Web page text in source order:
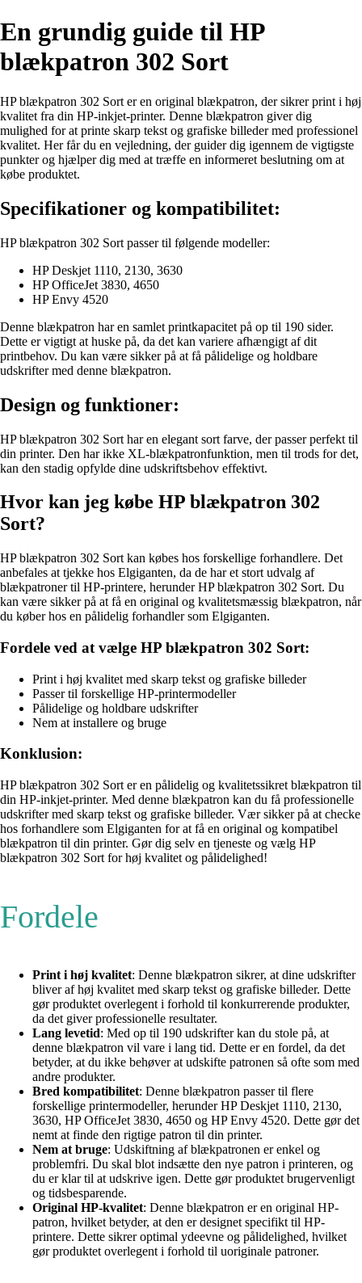
En grundig guide til HP
blækpatron 302 Sort
HP blækpatron 302 Sort er en original blækpatron, der sikrer print i høj
kvalitet fra din HP-inkjet-printer. Denne blækpatron giver dig
mulighed for at printe skarp tekst og grafiske billeder med professionel
kvalitet. Her får du en vejledning, der guider dig igennem de vigtigste
punkter og hjælper dig med at træffe en informeret beslutning om at
købe produktet.
Specifikationer og kompatibilitet:
HP blækpatron 302 Sort passer til følgende modeller:
HP Deskjet 1110, 2130, 3630
HP OfficeJet 3830, 4650
HP Envy 4520
Denne blækpatron har en samlet printkapacitet på op til 190 sider.
Dette er vigtigt at huske på, da det kan variere afhængigt af dit
printbehov. Du kan være sikker på at få pålidelige og holdbare
udskrifter med denne blækpatron.
Design og funktioner:
HP blækpatron 302 Sort har en elegant sort farve, der passer perfekt til
din printer. Den har ikke XL-blækpatronfunktion, men til trods for det,
kan den stadig opfylde dine udskriftsbehov effektivt.
Hvor kan jeg købe HP blækpatron 302
Sort?
HP blækpatron 302 Sort kan købes hos forskellige forhandlere. Det
anbefales at tjekke hos Elgiganten, da de har et stort udvalg af
blækpatroner til HP-printere, herunder HP blækpatron 302 Sort. Du
kan være sikker på at få en original og kvalitetsmæssig blækpatron, når
du køber hos en pålidelig forhandler som Elgiganten.
Fordele ved at vælge HP blækpatron 302 Sort:
Print i høj kvalitet med skarp tekst og grafiske billeder
Passer til forskellige HP-printermodeller
Pålidelige og holdbare udskrifter
Nem at installere og bruge
Konklusion:
HP blækpatron 302 Sort er en pålidelig og kvalitetssikret blækpatron til
din HP-inkjet-printer. Med denne blækpatron kan du få professionelle
udskrifter med skarp tekst og grafiske billeder. Vær sikker på at checke
hos forhandlere som Elgiganten for at få en original og kompatibel
blækpatron til din printer. Gør dig selv en tjeneste og vælg HP
blækpatron 302 Sort for høj kvalitet og pålidelighed!
Fordele
Print i høj kvalitet: Denne blækpatron sikrer, at dine udskrifter
bliver af høj kvalitet med skarp tekst og grafiske billeder. Dette
gør produktet overlegent i forhold til konkurrerende produkter,
da det giver professionelle resultater.
Lang levetid: Med op til 190 udskrifter kan du stole på, at
denne blækpatron vil vare i lang tid. Dette er en fordel, da det
betyder, at du ikke behøver at udskifte patronen så ofte som med
andre produkter.
Bred kompatibilitet: Denne blækpatron passer til flere
forskellige printermodeller, herunder HP Deskjet 1110, 2130,
3630, HP OfficeJet 3830, 4650 og HP Envy 4520. Dette gør det
nemt at finde den rigtige patron til din printer.
Nem at bruge: Udskiftning af blækpatronen er enkel og
problemfri. Du skal blot indsætte den nye patron i printeren, og
du er klar til at udskrive igen. Dette gør produktet brugervenligt
og tidsbesparende.
Original HP-kvalitet: Denne blækpatron er en original HP-
patron, hvilket betyder, at den er designet specifikt til HP-
printere. Dette sikrer optimal ydeevne og pålidelighed, hvilket
gør produktet overlegent i forhold til uoriginale patroner.